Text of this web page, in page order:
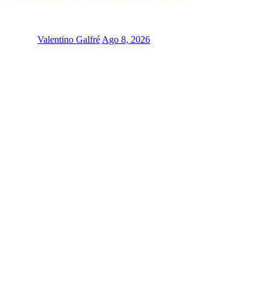
Valentino Galfré Ago 8, 2026